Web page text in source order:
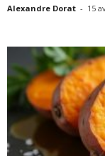
Alexandre Dorat - 15